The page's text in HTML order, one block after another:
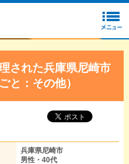
された兵庫県尼崎市
と：その他）
兵庫県尼崎市
男性・40代